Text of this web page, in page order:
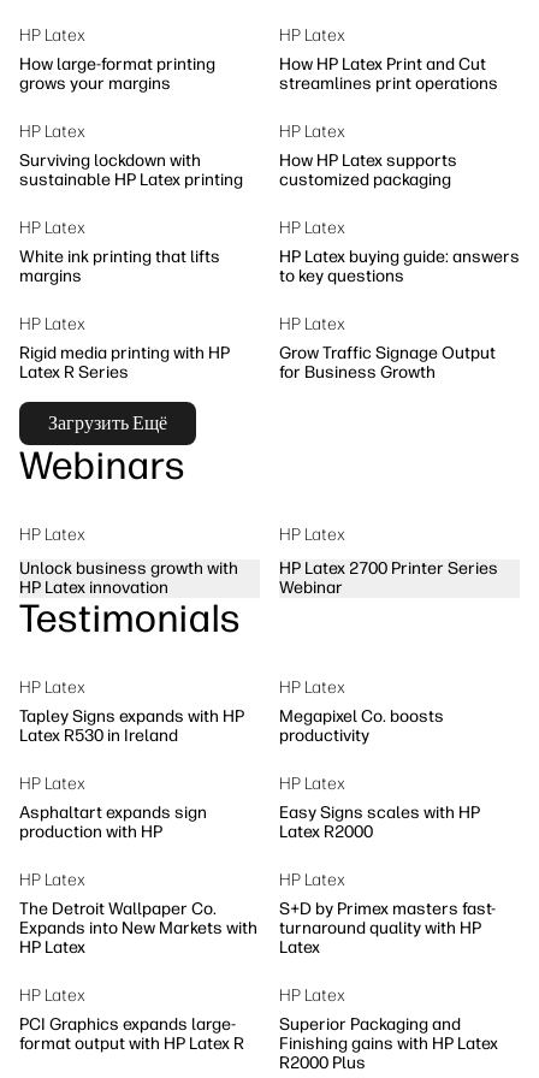
HP Latex
How large-format printing
grows your margins
HP Latex
How HP Latex Print and Cut
streamlines print operations
HP Latex
Surviving lockdown with
sustainable HP Latex printing
HP Latex
How HP Latex supports
customized packaging
HP Latex
White ink printing that lifts
margins
HP Latex
HP Latex buying guide: answers
to key questions
HP Latex
Rigid media printing with HP
Latex R Series
HP Latex
Grow Traffic Signage Output
for Business Growth
Загрузить Ещё
Webinars
HP Latex
Unlock business growth with
HP Latex innovation
HP Latex
HP Latex 2700 Printer Series
Webinar
Testimonials
HP Latex
Tapley Signs expands with HP
Latex R530 in Ireland
HP Latex
Megapixel Co. boosts
productivity
HP Latex
Asphaltart expands sign
production with HP
HP Latex
Easy Signs scales with HP
Latex R2000
HP Latex
The Detroit Wallpaper Co.
Expands into New Markets with
HP Latex
HP Latex
S+D by Primex masters fast-
turnaround quality with HP
Latex
HP Latex
PCI Graphics expands large-
format output with HP Latex R
HP Latex
Superior Packaging and
Finishing gains with HP Latex
R2000 Plus